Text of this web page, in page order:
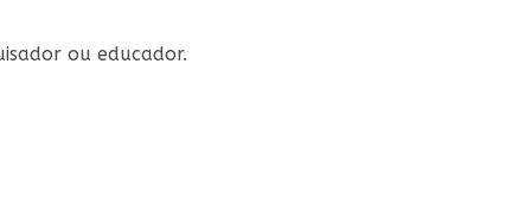
ou educador.